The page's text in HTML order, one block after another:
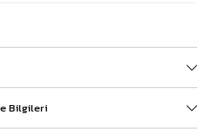
Bilgileri